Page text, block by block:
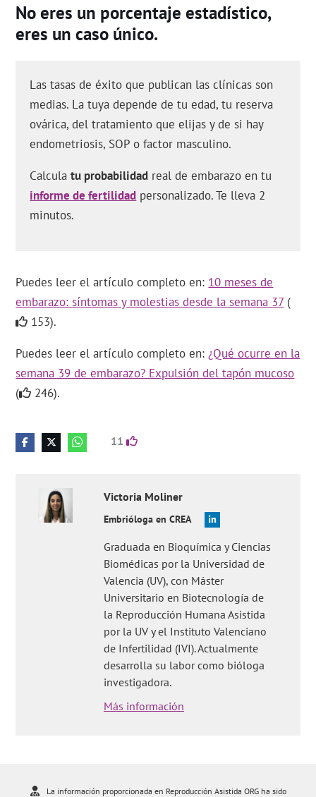
No eres un porcentaje estadístico,
eres un caso único.
Las tasas de éxito que publican las clínicas son
medias. La tuya depende de tu edad, tu reserva
ovárica, del tratamiento que elijas y de si hay
endometriosis, SOP o factor masculino.
Calculatu probabilidad real de embarazo en tu
informe de fertilidad personalizado. Te lleva 2
minutos.
Puedes leer el artículo completo en: 10 meses de
embarazo: síntomas y molestias desde la semana 37 (
153).
Puedes leer el artículo completo en:¿Qué ocurre en la
semana 39 de embarazo? Expulsión del tapón mucoso
(
246).
11
Victoria Moliner
Embrióloga en CREA
Graduada en Bioquímica y Ciencias
Biomédicas por la Universidad de
Valencia (UV), con Máster
Universitario en Biotecnología de
la Reproducción Humana Asistida
por la UV y el Instituto Valenciano
de Infertilidad (IVI). Actualmente
desarrolla su labor como bióloga
investigadora.
Más información
La información proporcionada en Reproducción Asistida ORG ha sido